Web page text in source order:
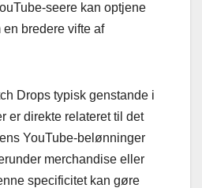
seere kan optjene
bredere vifte af
Drops typisk genstande i
er direkte relateret til det
YouTube-belønninger
merchandise eller
specificitet kan gøre